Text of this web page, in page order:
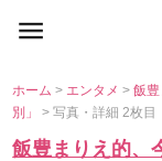
ホーム> エンタメ>飯
別」> 写真・詳細 2枚目
飯豊まりえ的、